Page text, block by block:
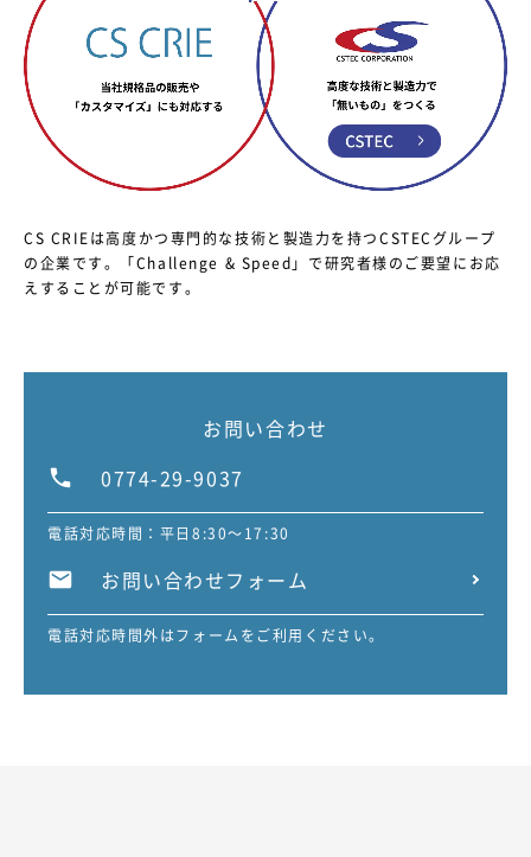
CS CRIEは高度かつ専門的な技術と製造力を持つCSTECグループ
の企業です。
「Challenge & Speed」で研究者様のご要望にお応
えすることが可能です。
お問い合わせ
0774-29-9037
電話対応時間：平日8:30～17:30
お問い合わせフォーム
電話対応時間外はフォームをご利用ください。